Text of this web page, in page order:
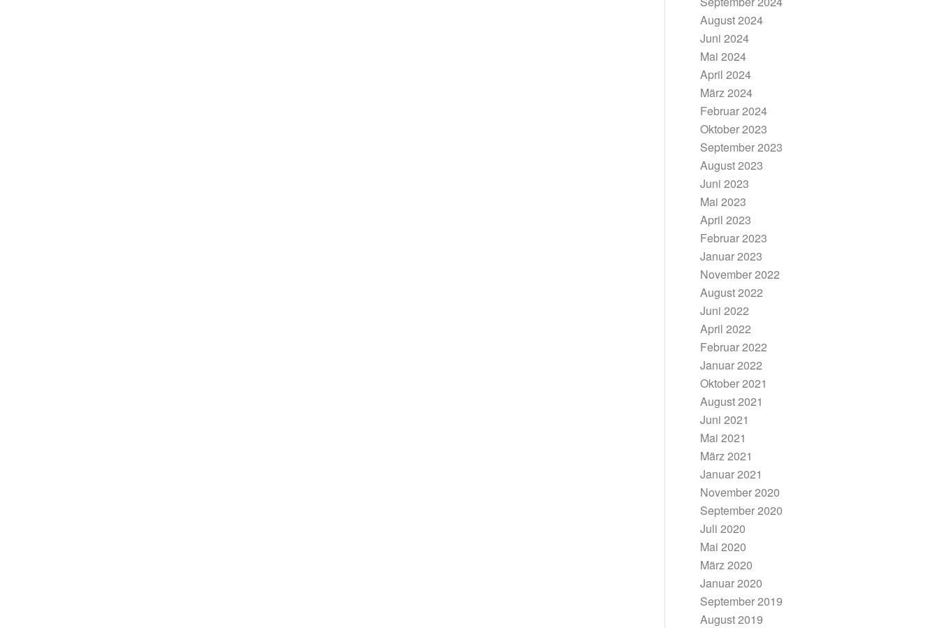
August 2024
Juni 2024
Mai 2024
April 2024
März 2024
Februar 2024
Oktober 2023
September 2023
August 2023
Juni 2023
Mai 2023
April 2023
Februar 2023
Januar 2023
November 2022
August 2022
Juni 2022
April 2022
Februar 2022
Januar 2022
Oktober 2021
August 2021
Juni 2021
Mai 2021
März 2021
Januar 2021
November 2020
September 2020
Juli 2020
Mai 2020
März 2020
Januar 2020
September 2019
August 2019